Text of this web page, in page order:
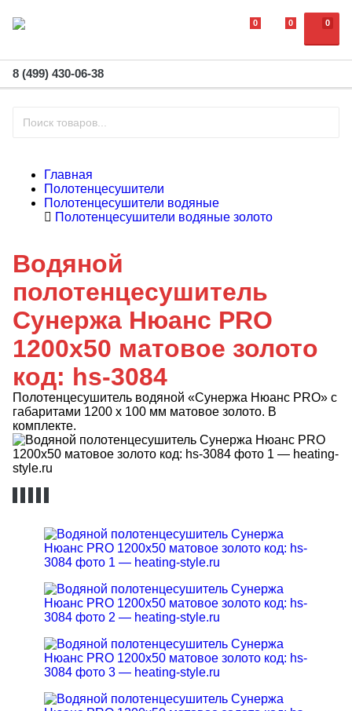
0
0 0
8 (499) 430-06-38
Главная
Полотенцесушители
Полотенцесушители водяные
Полотенцесушители водяные золото
Водяной
полотенцесушитель
Сунержа Нюанс PRO
1200х50 матовое золото
код: hs-3084
Полотенцесушитель водяной «Сунержа Нюанс PRO» с
габаритами 1200 х 100 мм матовое золото. В
комплекте.